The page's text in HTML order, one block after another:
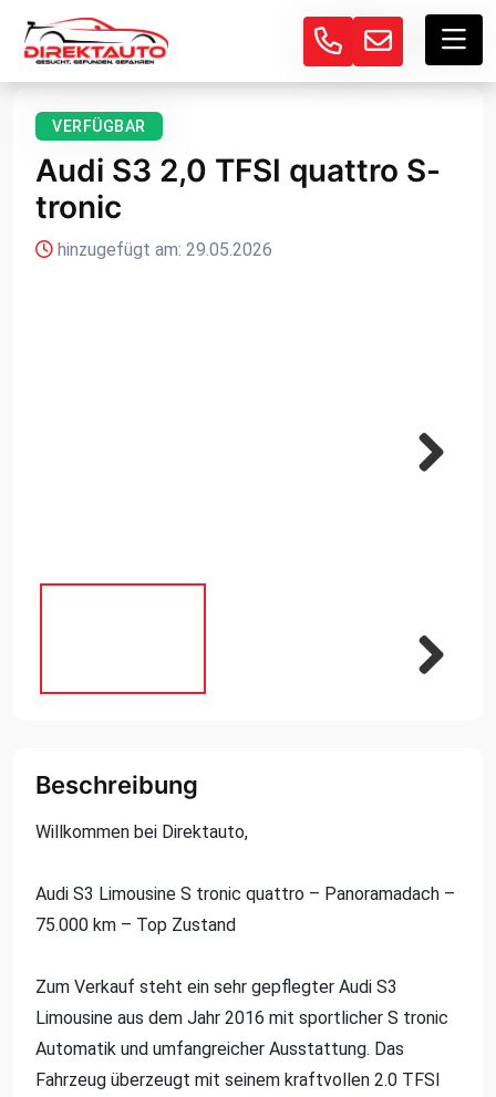
VERFÜGBAR
Audi S3 2,0 TFSI quattro S-
tronic
hinzugefügt am: 29.05.2026
Beschreibung
Willkommen bei Direktauto,
Audi S3 Limousine S tronic quattro – Panoramadach –
75.000 km – Top Zustand
Zum Verkauf steht ein sehr gepflegter Audi S3
Limousine aus dem Jahr 2016 mit sportlicher S tronic
Automatik und umfangreicher Ausstattung. Das
Fahrzeug überzeugt mit seinem kraftvollen 2.0 TFSI